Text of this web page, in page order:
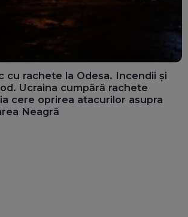
cu rachete la Odesa. Incendii și
Ucraina cumpără rachete
cere oprirea atacurilor asupra
Neagră